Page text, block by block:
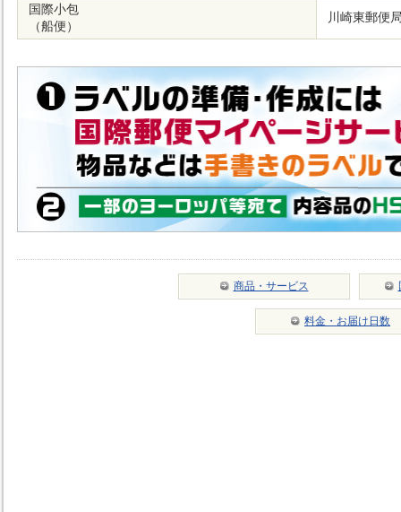
国際小包
（船便）
川崎東郵便
商品・サービス
料金・お届け日数